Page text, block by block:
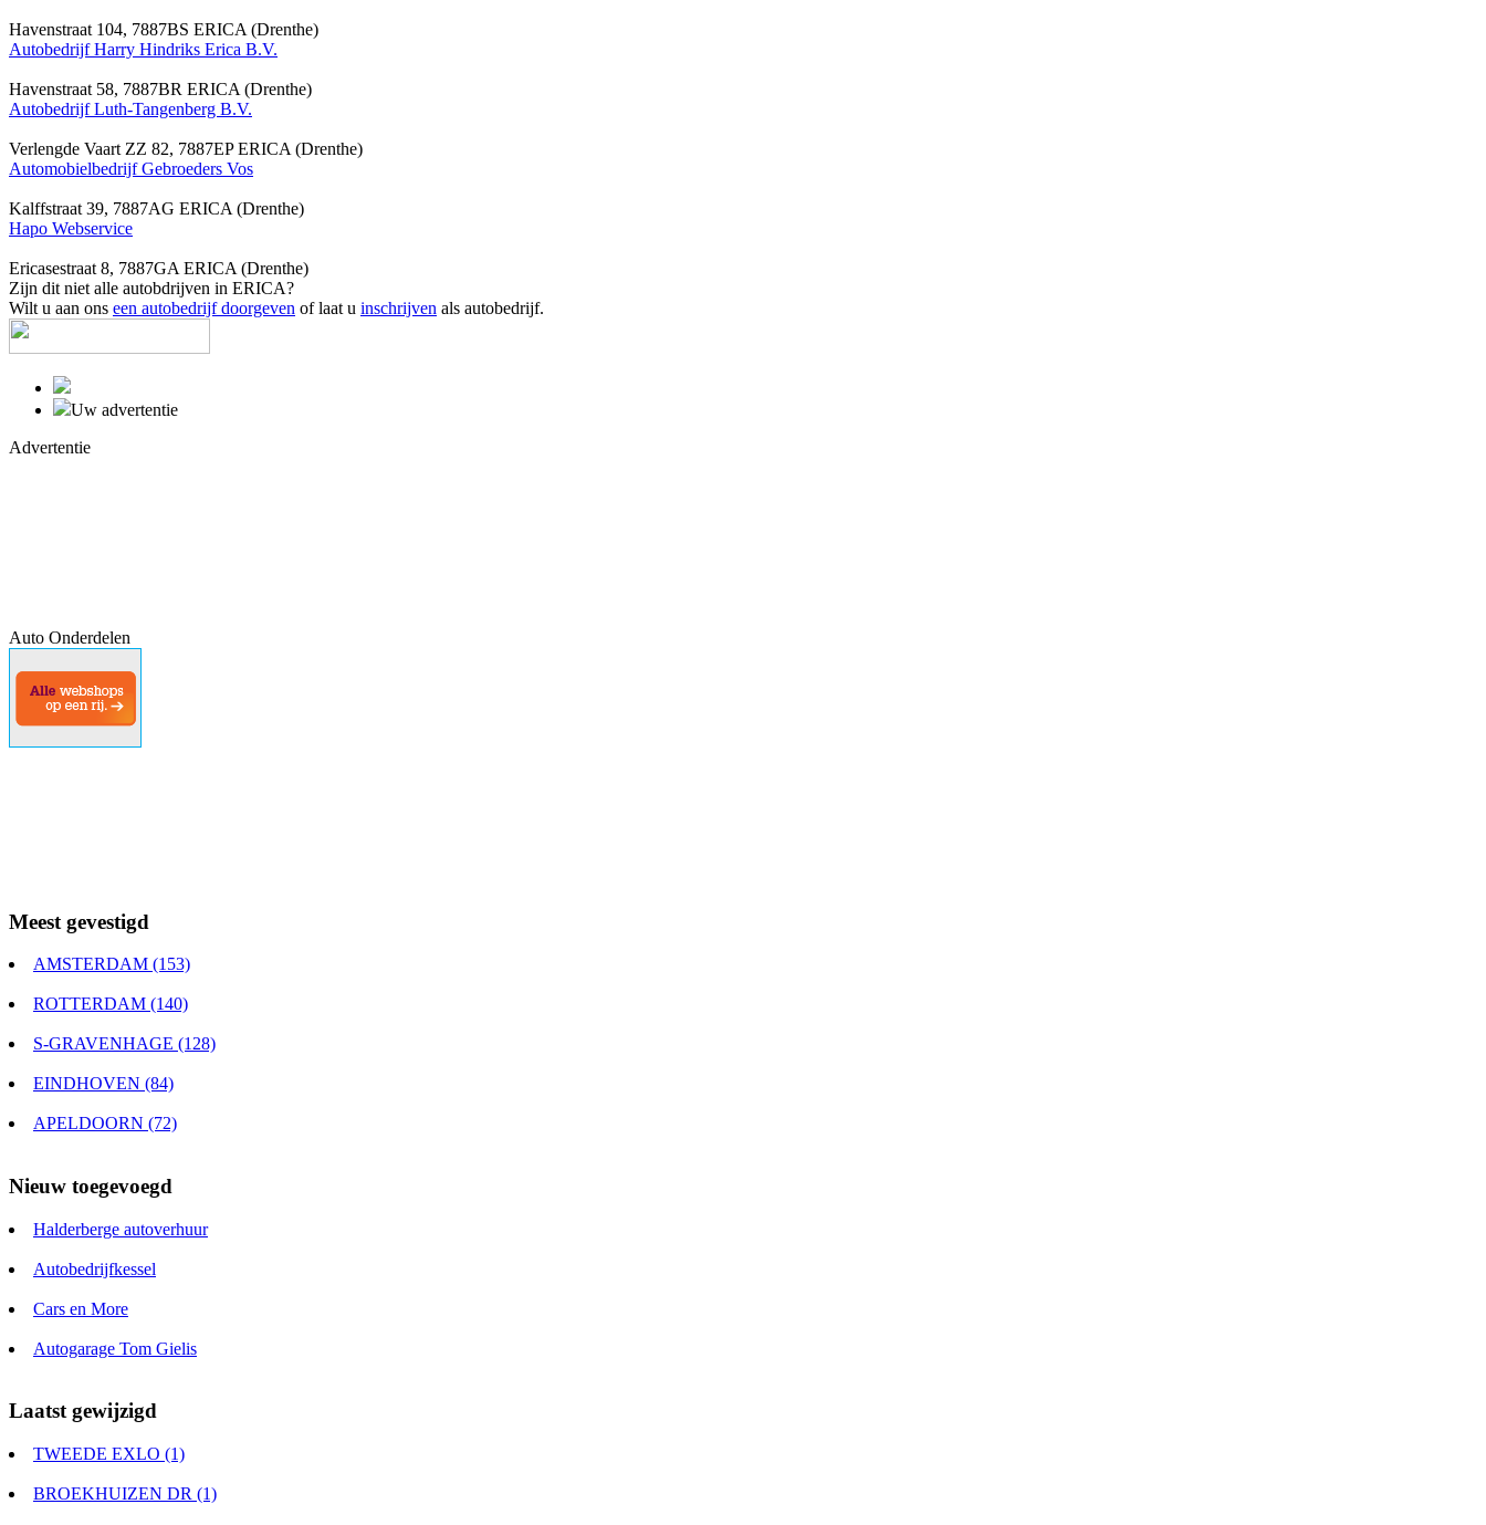
Havenstraat 104, 7887BS ERICA (Drenthe)
Autobedrijf Harry Hindriks Erica B.V.
Havenstraat 58, 7887BR ERICA (Drenthe)
Autobedrijf Luth-Tangenberg B.V.
Verlengde Vaart ZZ 82, 7887EP ERICA (Drenthe)
Automobielbedrijf Gebroeders Vos
Kalffstraat 39, 7887AG ERICA (Drenthe)
Hapo Webservice
Ericasestraat 8, 7887GA ERICA (Drenthe)
Zijn dit niet alle autobdrijven in ERICA?
Wilt u aan ons een autobedrijf doorgeven of laat u inschrijven als autobedrijf.
Uw advertentie
Advertentie
Auto Onderdelen
Meest gevestigd
AMSTERDAM (153)
ROTTERDAM (140)
S-GRAVENHAGE (128)
EINDHOVEN (84)
APELDOORN (72)
Nieuw toegevoegd
Halderberge autoverhuur
Autobedrijfkessel
Cars en More
Autogarage Tom Gielis
Laatst gewijzigd
TWEEDE EXLO (1)
BROEKHUIZEN DR (1)